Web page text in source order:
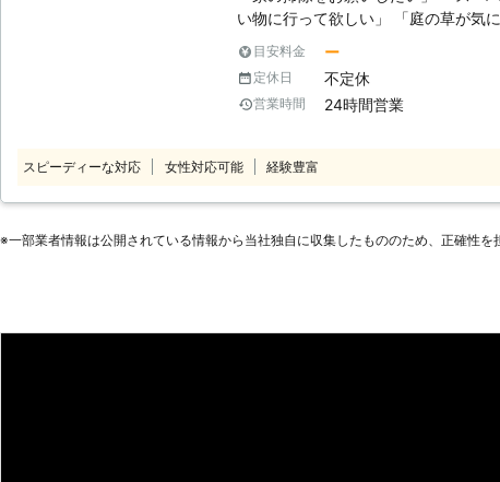
い物に行って欲しい」 「庭の草が気
ょっと部屋の模様替えをしてほしい」 このようなご要望があるときには、
便利屋なんでーもの家事代行にお任
をおき、便利屋を営んでいます。便
お手伝いをいたしますので、お気軽にご相談
き添い 電球替え 部屋の模様替え 家
悩み事の相談 など ご要望がございま
ほかのことでもお気軽にお問い合わせください。 【便
るには理由がございます。 ☆時間制！その時に必要なことをお手伝いいた
ができます。「ひとりで家事をする
目安料金 ー
定休日 不定休
営業時間 24時間営業
スピーディーな対応 女性対応可能 経験豊富
※⼀部業者情報は公開されている情報から当社独⾃に収集したもののため、正確性を